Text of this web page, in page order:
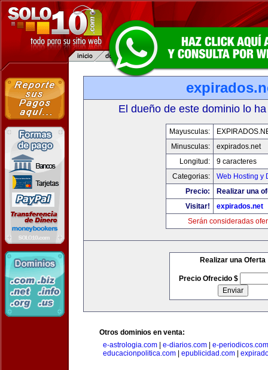
El dueño de este dominio lo
Mayusculas:
Minusculas:
expirados.net
Longitud:
9 caracteres
Categorias:
Web Hosting y
Precio:
Realizar una
Visitar!
expirados.net
Serán consideradas
Realizar una Oferta
Precio Ofrecido $
Otros dominios en venta:
e-astrologia.com
e-diarios.com
e-periodicos.com
educacionpolitica.com
epublicidad.com